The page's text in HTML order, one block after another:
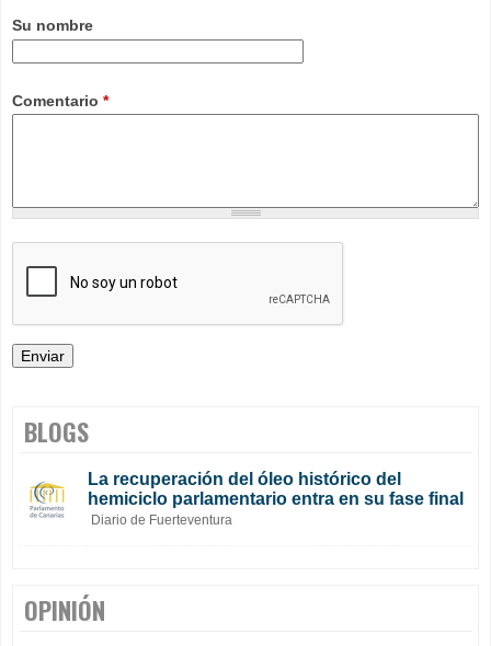
Su nombre
Comentario *
BLOGS
La recuperación del óleo histórico del
hemiciclo parlamentario entra en su fase final
Diario de Fuerteventura
OPINIÓN